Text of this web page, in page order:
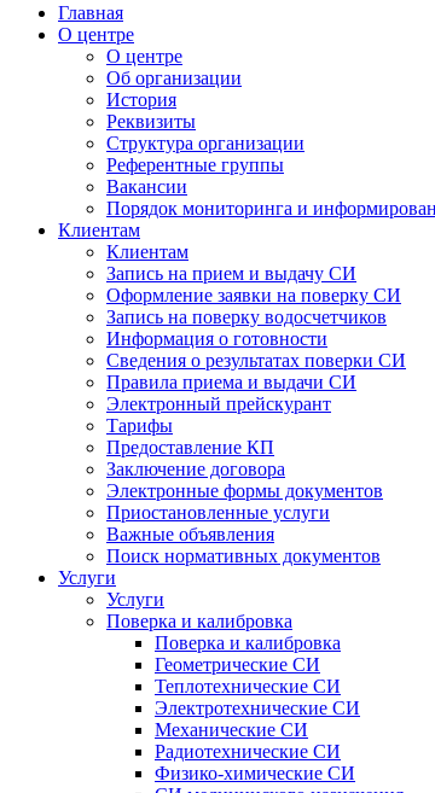
Главная
О центре
О центре
Об организации
История
Реквизиты
Структура организации
Референтные группы
Вакансии
Порядок мониторинга и
Клиентам
Клиентам
Запись на прием и выдачу СИ
Оформление заявки на поверку СИ
Запись на поверку водосчетчиков
Информация о готовности
Сведения о результатах поверки СИ
Правила приема и выдачи СИ
Электронный прейскурант
Тарифы
Предоставление КП
Заключение договора
Электронные формы документов
Приостановленные услуги
Важные объявления
Поиск нормативных документов
Услуги
Услуги
Поверка и калибровка
Поверка и калибровка
Геометрические СИ
Теплотехнические СИ
Электротехнические СИ
Механические СИ
Радиотехнические СИ
Физико-химические СИ